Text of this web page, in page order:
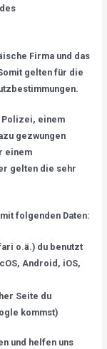
Firma und das
gelten für die
Polizei, einem
gezwungen
einem
gelten die sehr
folgenden Daten:
o.ä.) du benutzt
Android, iOS,
Seite du
kommst)
und helfen uns